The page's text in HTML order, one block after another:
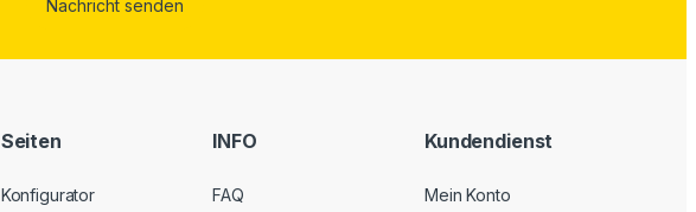
Seiten
Konfigurator
INFO
FAQ
Kundendienst
Mein Konto